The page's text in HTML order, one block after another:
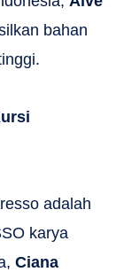
bahan
adalah
karya
Ciana